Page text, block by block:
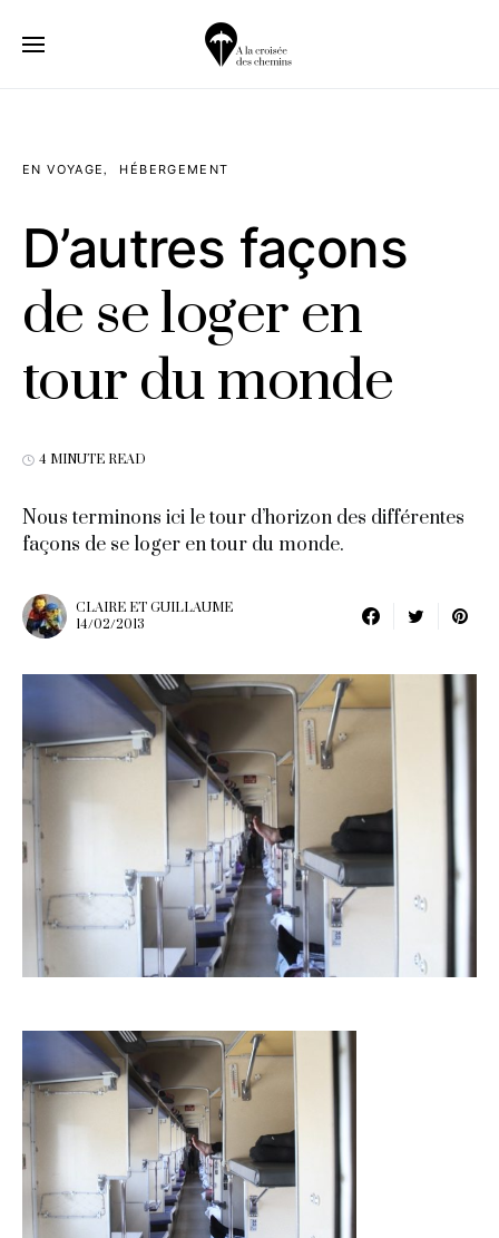
EN VOYAGE HÉBERGEMENT
D’autres façons
de se loger en
tour du monde
4 MINUTE READ
Nous terminons ici le tour d’horizon des différentes
façons de se loger en tour du monde.
CLAIRE ET GUILLAUME
14/02/2013